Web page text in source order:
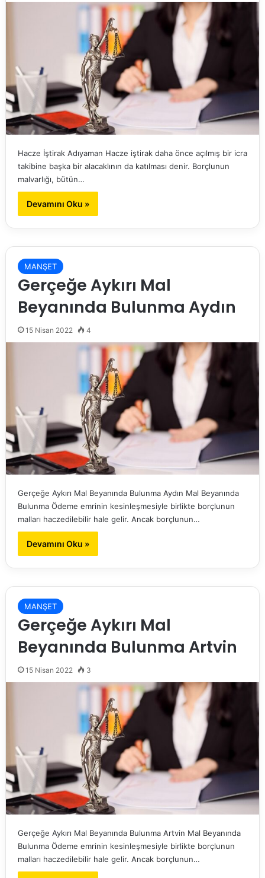
Hacze İştirak Adıyaman Hacze iştirak daha önce açılmış bir icra
takibine başka bir alacaklının da katılması denir. Borçlunun
malvarlığı, bütün…
Devamını Oku »
MANŞET
Gerçeğe Aykırı Mal
Beyanında Bulunma Aydın
15 Nisan 2022 4
Gerçeğe Aykırı Mal Beyanında Bulunma Aydın Mal Beyanında
Bulunma Ödeme emrinin kesinleşmesiyle birlikte borçlunun
malları haczedilebilir hale gelir. Ancak borçlunun…
Devamını Oku »
MANŞET
Gerçeğe Aykırı Mal
Beyanında Bulunma Artvin
15 Nisan 2022 3
Gerçeğe Aykırı Mal Beyanında Bulunma Artvin Mal Beyanında
Bulunma Ödeme emrinin kesinleşmesiyle birlikte borçlunun
malları haczedilebilir hale gelir. Ancak borçlunun…